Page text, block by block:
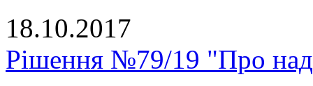
18.10.2017
Рішення №79/19 "Про